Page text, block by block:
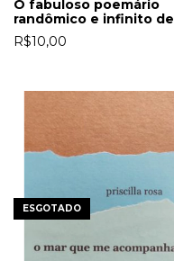
O fabuloso poemário
randômico e infinito de
Fred Caju
R$10,00
ESGOTADO